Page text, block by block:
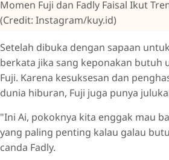
Momen Fuji dan Fadly Faisal Ikut
(Credit: Instagram/kuy.id)
Setelah dibuka dengan sapaan
berkata jika sang keponakan butuh
Fuji. Karena kesuksesan dan
dunia hiburan, Fuji juga punya
"Ini Ai, pokoknya kita enggak mau
yang paling penting kalau galau
canda Fadly.